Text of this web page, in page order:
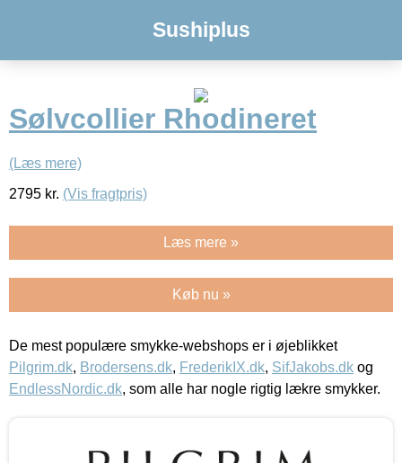
Sushiplus
Sølvcollier Rhodineret
(Læs mere)
2795 kr. (Vis fragtpris)
Læs mere »
Køb nu »
De mest populære smykke-webshops er i øjeblikket
Pilgrim.dk, Brodersens.dk, FrederikIX.dk, SifJakobs.dk og
EndlessNordic.dk, som alle har nogle rigtig lækre smykker.